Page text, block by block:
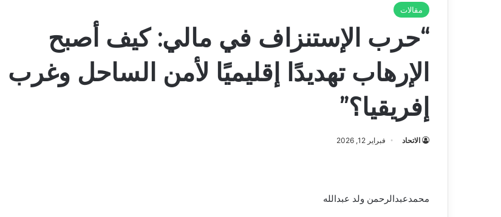
مقالات
“حرب الإستنزاف في مالي: كيف أصبح
الإرهاب تهديدًا إقليميًا لأمن الساحل وغرب
إفريقيا؟”
الاتحاد فبراير 12, 2026
محمدعبدالرحمن ولد عبدالله